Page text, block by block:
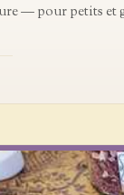
— pour petits et